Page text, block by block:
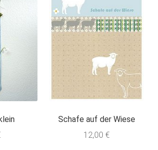
Schafe auf der Wiese
12,00 €